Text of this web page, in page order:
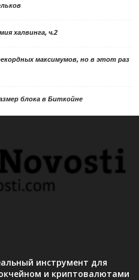
халвинга, ч.2
максимумов, но в этот раз
блока в Биткойне
инструмент для
и криптовалютами